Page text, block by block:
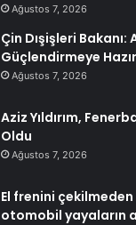
Ağustos 7, 2026
Çin Dışişleri
Güçlendirmeye
Ağustos 7, 2026
Aziz Yıldırım,
Oldu
Ağustos 7, 2026
El frenini
otomobil yayaların